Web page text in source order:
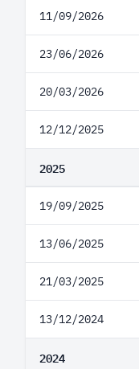
11/09/2026
23/06/2026
20/03/2026
12/12/2025
2025
19/09/2025
13/06/2025
21/03/2025
13/12/2024
2024